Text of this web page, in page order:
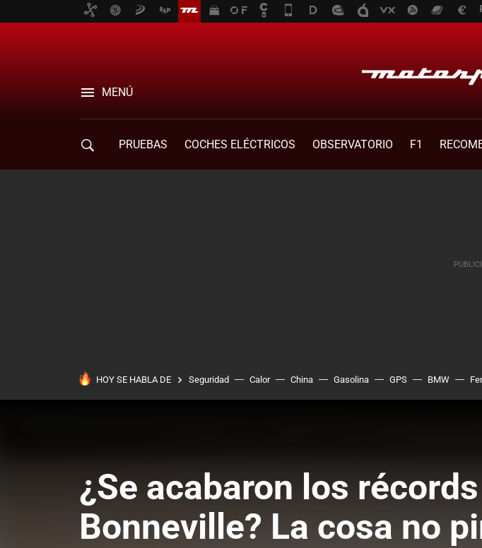
MENÚ
PRUEBAS COCHES ELÉCTRICOS OBSERVATORIO F1
HOY SE HABLA DE Seguridad Calor China Gasolina GPS BMW
¿Se acabaron los
Bonneville? La cosa no